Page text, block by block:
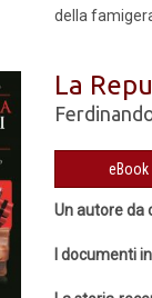
della
La
Un autore da
I documenti